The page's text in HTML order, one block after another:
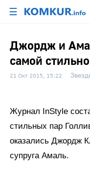
☰
Джордж и
самой
21 Окт 2015, 15:22
Журнал InStyle
стильных пар
оказались Джордж
супруга Амаль.